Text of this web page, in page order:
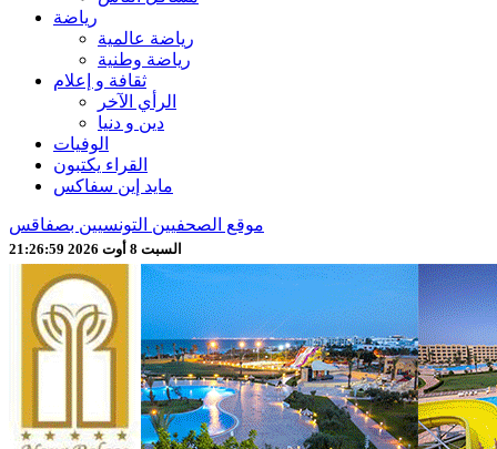
رياضة
رياضة عالمية
رياضة وطنية
ثقافة و إعلام
الرأي الآخر
دين و دنيا
الوفيات
القراء يكتبون
مايد إين سفاكس
موقع الصحفيين التونسيين بصفاقس
السبت 8 أوت 2026 21:27:01